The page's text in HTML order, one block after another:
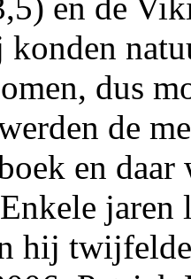
en de
dus
de
en
jaren
hij